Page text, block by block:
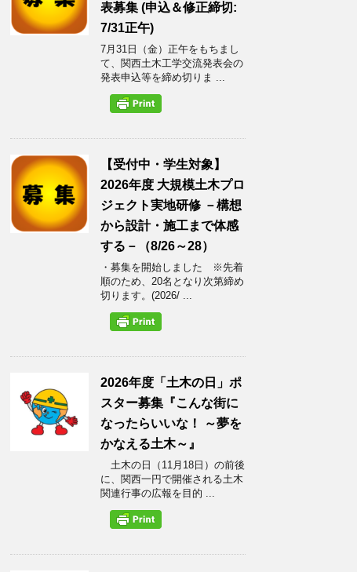
表募集 (申込＆修正締切:
7/31正午)
7月31日（金）正午をもちまし
て、関西土木工学交流発表会の
発表申込等を締め切りま ...
【受付中・学生対象】
2026年度 大規模土木プロ
ジェクト実地研修 －構想
から設計・施工まで体感
する－（8/26～28）
・募集を開始しました ※先着
順のため、20名となり次第締め
切ります。(2026/ ...
2026年度「土木の日」ポ
スター募集『こんな街に
なったらいいな！ ～夢を
かなえる土木～』
土木の日（11月18日）の前後
に、関西一円で開催される土木
関連行事の広報を目的 ...